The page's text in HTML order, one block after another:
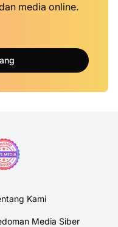
media online.
Kami
Media Siber